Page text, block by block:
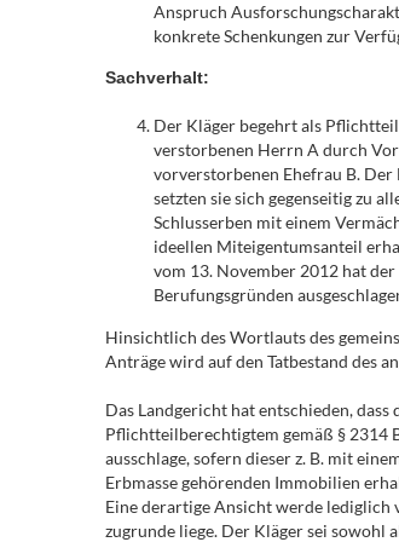
Anspruch
konkrete Schenkungen zur
Sachverhalt:
Der Kläger begehrt als
verstorbenen Herrn A durch
vorverstorbenen Ehefrau B.
setzten sie sich gegenseitig zu
Schlusserben mit einem
ideellen Miteigentumsanteil
vom 13. November 2012 hat der
Berufungsgründen
Hinsichtlich des Wortlauts des
Anträge wird auf den Tatbestand des
Das Landgericht hat entschieden,
Pflichtteilberechtigtem gemäß § 2314
ausschlage, sofern dieser z. B. mit
Erbmasse gehörenden Immobilien
Eine derartige Ansicht werde lediglich
zugrunde liege. Der Kläger sei sowohl